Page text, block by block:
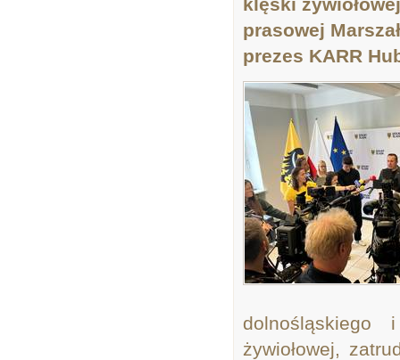
prasowej
prezes KARR
żywiołowej,